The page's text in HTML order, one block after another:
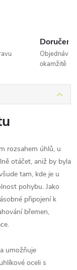
Doručení
okamžitě
rozsahem úhlů, u
otáčet, aniž by byla
tam, kde je u
pohybu. Jako
připojení k
břemen,
umožňuje
oceli s